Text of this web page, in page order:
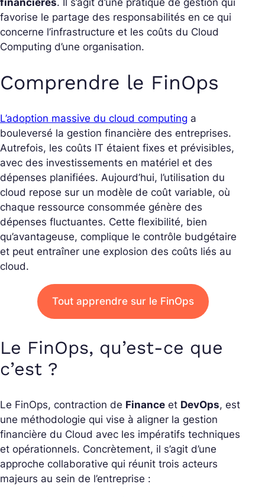
favorise le partage des responsabilités en ce qui
concerne l’infrastructure et les coûts du Cloud
Computing d’une organisation.
Comprendre le FinOps
L’adoption massive du cloud computing a
bouleversé la gestion financière des entreprises.
Autrefois, les coûts IT étaient fixes et prévisibles,
avec des investissements en matériel et des
dépenses planifiées. Aujourd’hui, l’utilisation du
cloud repose sur un modèle de coût variable, où
chaque ressource consommée génère des
dépenses fluctuantes. Cette flexibilité, bien
qu’avantageuse, complique le contrôle budgétaire
et peut entraîner une explosion des coûts liés au
cloud.
Tout apprendre sur le FinOps
Le FinOps, qu’est-ce que
c’est ?
Le FinOps, contraction de Finance et DevOps, est
une méthodologie qui vise à aligner la gestion
financière du Cloud avec les impératifs techniques
et opérationnels. Concrètement, il s’agit d’une
approche collaborative qui réunit trois acteurs
majeurs au sein de l’entreprise :